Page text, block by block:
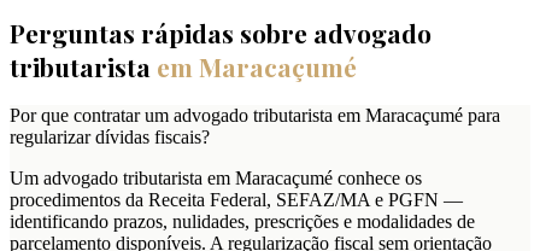
Perguntas rápidas sobre advogado
tributarista em Maracaçumé
Por que contratar um advogado tributarista em Maracaçumé para
regularizar dívidas fiscais?
Um advogado tributarista em Maracaçumé conhece os
procedimentos da Receita Federal, SEFAZ/MA e PGFN —
identificando prazos, nulidades, prescrições e modalidades de
parcelamento disponíveis. A regularização fiscal sem orientação